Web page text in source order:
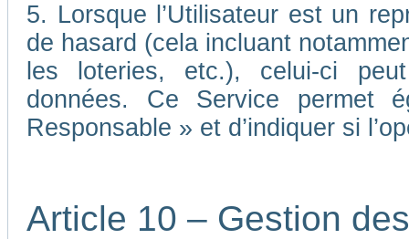
5. Lorsque l’Utilisateur est un
de hasard (cela incluant
les loteries, etc.), celui-ci
données. Ce Service permet
Responsable » et d’indiquer si
Article 10 – Gestion